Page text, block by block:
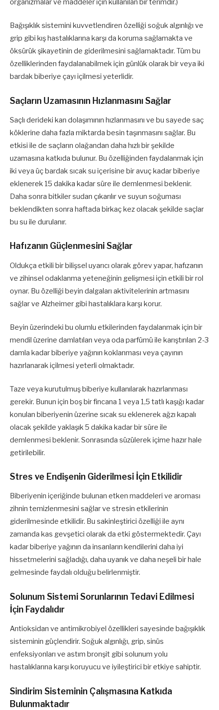
organizmalar ve maddeler için kullanılan bir terimdir.)
Bağışıklık sistemini kuvvetlendiren özelliği soğuk algınlığı ve
grip gibi kış hastalıklarına karşı da koruma sağlamakta ve
öksürük şikayetinin de giderilmesini sağlamaktadır. Tüm bu
özelliklerinden faydalanabilmek için günlük olarak bir veya iki
bardak biberiye çayı içilmesi yeterlidir.
Saçların Uzamasının Hızlanmasını Sağlar
Saçlı derideki kan dolaşımının hızlanmasını ve bu sayede saç
köklerine daha fazla miktarda besin taşınmasını sağlar. Bu
etkisi ile de saçların olağandan daha hızlı bir şekilde
uzamasına katkıda bulunur. Bu özelliğinden faydalanmak için
iki veya üç bardak sıcak su içerisine bir avuç kadar biberiye
eklenerek 15 dakika kadar süre ile demlenmesi beklenir.
Daha sonra bitkiler sudan çıkarılır ve suyun soğuması
beklendikten sonra haftada birkaç kez olacak şekilde saçlar
bu su ile durulanır.
Hafızanın Güçlenmesini Sağlar
Oldukça etkili bir bilişsel uyarıcı olarak görev yapar, hafızanın
ve zihinsel odaklanma yeteneğinin gelişmesi için etkili bir rol
oynar. Bu özelliği beyin dalgaları aktivitelerinin artmasını
sağlar ve Alzheimer gibi hastalıklara karşı korur.
Beyin üzerindeki bu olumlu etkilerinden faydalanmak için bir
mendil üzerine damlatılan veya oda parfümü ile karıştırılan 2-3
damla kadar biberiye yağının koklanması veya çayının
hazırlanarak içilmesi yeterli olmaktadır.
Taze veya kurutulmuş biberiye kullanılarak hazırlanması
gerekir. Bunun için boş bir fincana 1 veya 1,5 tatlı kaşığı kadar
konulan biberiyenin üzerine sıcak su eklenerek ağzı kapalı
olacak şekilde yaklaşık 5 dakika kadar bir süre ile
demlenmesi beklenir. Sonrasında süzülerek içime hazır hale
getirilebilir.
Stres ve Endişenin Giderilmesi İçin Etkilidir
Biberiyenin içeriğinde bulunan etken maddeleri ve aroması
zihnin temizlenmesini sağlar ve stresin etkilerinin
giderilmesinde etkilidir. Bu sakinleştirici özelliği ile aynı
zamanda kas gevşetici olarak da etki göstermektedir. Çayı
kadar biberiye yağının da insanların kendilerini daha iyi
hissetmelerini sağladığı, daha uyanık ve daha neşeli bir hale
gelmesinde faydalı olduğu belirlenmiştir.
Solunum Sistemi Sorunlarının Tedavi Edilmesi
İçin Faydalıdır
Antioksidan ve antimikrobiyel özellikleri sayesinde bağışıklık
sisteminin güçlendirir. Soğuk algınlığı, grip, sinüs
enfeksiyonları ve astım bronşit gibi solunum yolu
hastalıklarına karşı koruyucu ve iyileştirici bir etkiye sahiptir.
Sindirim Sisteminin Çalışmasına Katkıda
Bulunmaktadır